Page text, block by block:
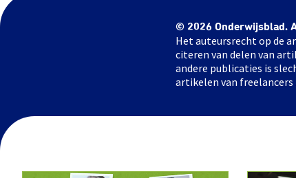
© 2026 Onderwijsblad.
Het auteursrecht op de
citeren van delen van
andere publicaties is
artikelen van